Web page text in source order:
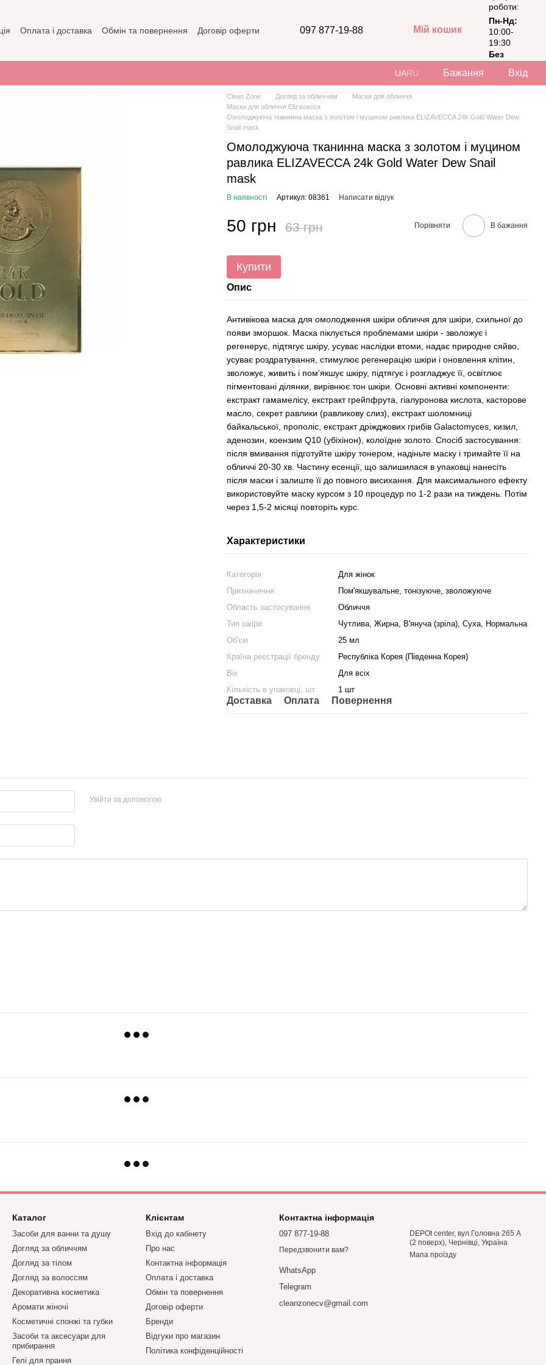
Оплата і доставка Обмін та повернення
Договір оферти
097 877-19-88 Мій кошик
роботи:
Пн-Нд:
10:00-
19:30
Без
UARU Бажання Вхід
Clean Zone Догляд за обличчям
Маски для обличчя
Маски для обличчя Elizavecca
Омолоджуюча тканинна маска з золотом і муцином равлика ELIZAVECCA 24k Gold Water Dew
Snail mask
Омолоджуюча тканинна маска з золотом і муцином
равлика ELIZAVECCA 24k Gold Water Dew Snail
mask
В наявності Артикул: 08361 Написати відгук
50 грн 63 грн Порівняти В бажання
Купити
Опис
Антивікова маска для омолодження шкіри обличчя для шкіри, схильної до
появи зморшок. Маска піклується проблемами шкіри - зволожує і
регенерує, підтягує шкіру, усуває наслідки втоми, надає природне сяйво,
усуває роздратування, стимулює регенерацію шкіри і оновлення клітин,
зволожує, живить і пом'якшує шкіру, підтягує і розгладжує її, освітлює
пігментовані ділянки, вирівнює тон шкіри. Основні активні компоненти:
екстракт гамамелісу, екстракт грейпфрута, гіалуронова кислота, касторове
масло, секрет равлики (равликову слиз), екстракт шоломниці
байкальської, прополіс, екстракт дріжджових грибів Galactomyces, кизил,
аденозин, коензим Q10 (убіхінон), колоїдне золото. Спосіб застосування:
після вмивання підготуйте шкіру тонером, надіньте маску і тримайте її на
обличчі 20-30 хв. Частину есенції, що залишилася в упаковці нанесіть
після маски і залиште її до повного висихання. Для максимального ефекту
використовуйте маску курсом з 10 процедур по 1-2 рази на тиждень. Потім
через 1,5-2 місяці повторіть курс.
Характеристики
Категорія
Для жінок
Призначення
Пом'якшувальне, тонізуюче, зволожуюче
Область застосування
Обличчя
Тип шкіри
Чутлива, Жирна, В'януча (зріла), Суха, Нормальна
Об'єм
25 мл
Країна реєстрації бренду
Республіка Корея (Південна Корея)
Вік
Для всіх
Кількість в упаковці, шт
1 шт
Доставка Оплата Повернення
Увійти за допомогою
Каталог
Засоби для ванни та душу
Догляд за обличчям
Догляд за тілом
Догляд за волоссям
Декоративна косметика
Аромати жіночі
Косметичні спонжі та губки
Засоби та аксесуари для
прибирання
Гелі для прання
Клієнтам
Вхід до кабінету
Про нас
Контактна інформація
Оплата і доставка
Обмін та повернення
Договір оферти
Бренди
Відгуки про магазин
Політика конфіденційності
Контактна інформація
097 877-19-88
Передзвонити вам?
WhatsApp
Telegram
cleanzonecv@gmail.com
DEPOt center, вул.Головна 265 А
(2 поверх), Чернівці, Україна
Мапа проїзду